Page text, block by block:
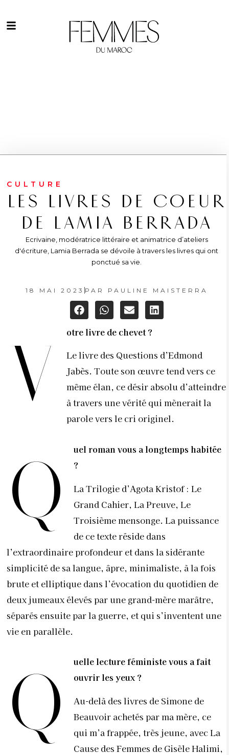
CULTURE
LES LIVRES DE COEUR
DE LAMIA BERRADA
Ecrivaine, modératrice littéraire et animatrice d’ateliers
d'écriture, Lamia Berrada se dévoile à travers les livres qui ont
ponctué sa vie.
18 MAI 2023 PAR PAULINE MAISTERRA
V
otre livre de chevet ?
Le livre des Questions d’Edmond
Jabès. Toute son œuvre tend vers ce
même élan, ce désir absolu d’atteindre
à travers une vérité qui mènerait la
parole vers le cri originel.
Q
uel roman vous a longtemps habitée
?
La Trilogie d’Agota Kristof : Le
Grand Cahier, La Preuve, Le
Troisième mensonge. La puissance
de ce texte réside dans
l’extraordinaire profondeur et dans la sidérante
simplicité de sa langue, âpre, minimaliste, à la fois
brute et elliptique dans l’évocation du quotidien de
deux jumeaux élevés par une grand-mère marâtre,
séparés ensuite par la guerre, et qui s’inventent une
vie en parallèle.
Q
uelle lecture féministe vous a fait
ouvrir les yeux ?
Au-delà des livres de Simone de
Beauvoir achetés par ma mère, ce
qui m’a frappée, très jeune, avec La
Cause des Femmes de Gisèle Halimi,